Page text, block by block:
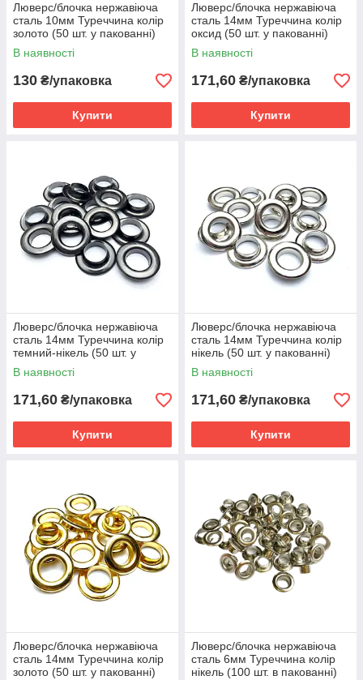
Люверс/блочка нержавіюча
сталь 10мм Туреччина колір
золото (50 шт. у пакованні)
В наявності
130 ₴/упаковка
Купити
Люверс/блочка нержавіюча
сталь 14мм Туреччина колір
оксид (50 шт. у пакованні)
В наявності
171,60 ₴/упаковка
Купити
Люверс/блочка нержавіюча
сталь 14мм Туреччина колір
темний-нікель (50 шт. у
пакованні)
В наявності
171,60 ₴/упаковка
Купити
Люверс/блочка нержавіюча
сталь 14мм Туреччина колір
нікель (50 шт. у пакованні)
В наявності
171,60 ₴/упаковка
Купити
Люверс/блочка нержавіюча
сталь 14мм Туреччина колір
золото (50 шт. у пакованні)
Люверс/блочка нержавіюча
сталь 6мм Туреччина колір
нікель (100 шт. в пакованні)